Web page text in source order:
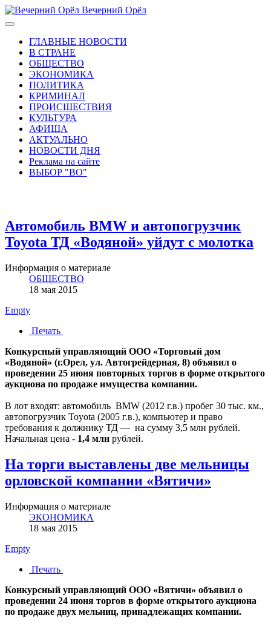
Вечерний Орёл
ГЛАВНЫЕ НОВОСТИ
В СТРАНЕ
ОБЩЕСТВО
ЭКОНОМИКА
ПОЛИТИКА
КРИМИНАЛ
ПРОИСШЕСТВИЯ
КУЛЬТУРА
АФИША
АКТУАЛЬНО
НОВОСТИ ДНЯ
Реклама на сайте
ВЫБОР "ВО"
Автомобиль BMW и автопогрузчик
Toyota ТД «Водяной» уйдут с молотка
Информация о материале
ОБЩЕСТВО
18 мая 2015
Empty
Печать
Конкурсный управляющий ООО «Торговый дом
«Водяной» (г.Орел, ул. Автогрейдерная, 8) объявил о
проведении 25 июня повторных торгов в форме открытого
аукциона по продаже имущества компании.
В лот входят: автомобиль BMW (2012 г.в.) пробег 30 тыс. км.,
автопогрузчик Toyota (2005 г.в.), компьютер и право
требования к должнику ТД — на сумму 3,5 млн рублей.
Начальная цена - 1,4 млн рублей.
На торги выставлены две мельницы
орловской компании «Вятичи»
Информация о материале
ЭКОНОМИКА
18 мая 2015
Empty
Печать
Конкурсный управляющий ООО «Вятичи» объявил о
проведении 24 июня торгов в форме открытого аукциона
по продаже двух мельниц, принадлежащих компании.